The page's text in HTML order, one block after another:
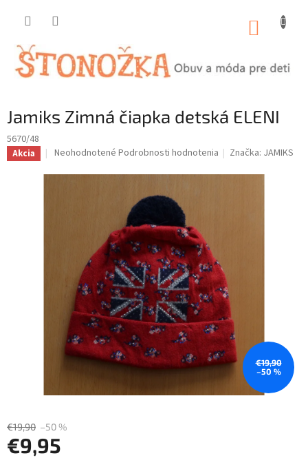
Jamiks Zimná čiapka detská ELENI
5670/48
Akcia
Priemerné
produktu
hviezdičiek.
Neohodnotené Podrobnosti hodnotenia Značka: JAMIKS
€19,90
–50 %
€19,90 –50 %
€9,95